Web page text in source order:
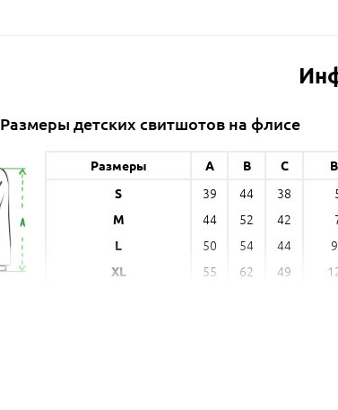
Размеры детских свитшотов на флисе
Размеры A B C
S
39 44 38
M 44 52 42
L 50 54 44
XL 55 62 49
A (см) - длина рукава от плеча, B (см) - от плеча, С